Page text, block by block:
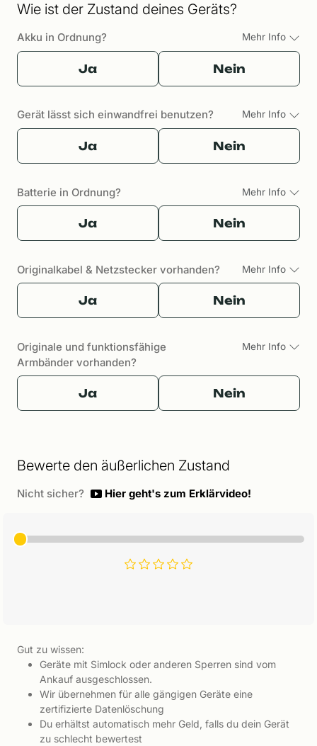
Wie ist der Zustand deines Geräts?
Akku in Ordnung? Mehr Info
Ja Nein
Gerät lässt sich einwandfrei benutzen? Mehr Info
Ja Nein
Batterie in Ordnung? Mehr Info
Ja Nein
Originalkabel & Netzstecker vorhanden? Mehr Info
Ja Nein
Originale und funktionsfähige
Armbänder vorhanden?
Mehr Info
Ja Nein
Bewerte den äußerlichen Zustand
Nicht sicher? Hier geht's zum Erklärvideo!
Gut zu wissen:
Geräte mit Simlock oder anderen Sperren sind vom
Ankauf ausgeschlossen.
Wir übernehmen für alle gängigen Geräte eine
zertifizierte Datenlöschung
Du erhältst automatisch mehr Geld, falls du dein Gerät
zu schlecht bewertest